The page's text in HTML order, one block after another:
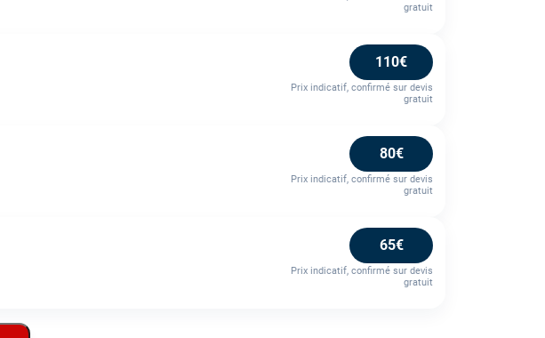
gratuit
110€
Prix indicatif, confirmé sur devis
gratuit
80€
Prix indicatif, confirmé sur devis
gratuit
65€
Prix indicatif, confirmé sur devis
gratuit